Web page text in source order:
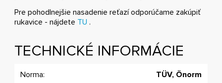
Pre pohodlnejšie nasadenie reťazí odporúčame zakúpiť
rukavice - nájdete TU .
TECHNICKÉ INFORMÁCIE
Norma: TÜV, Önorm